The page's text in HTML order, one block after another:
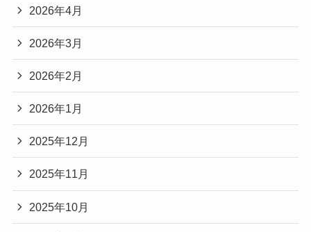
2026年4月
2026年3月
2026年2月
2026年1月
2025年12月
2025年11月
2025年10月